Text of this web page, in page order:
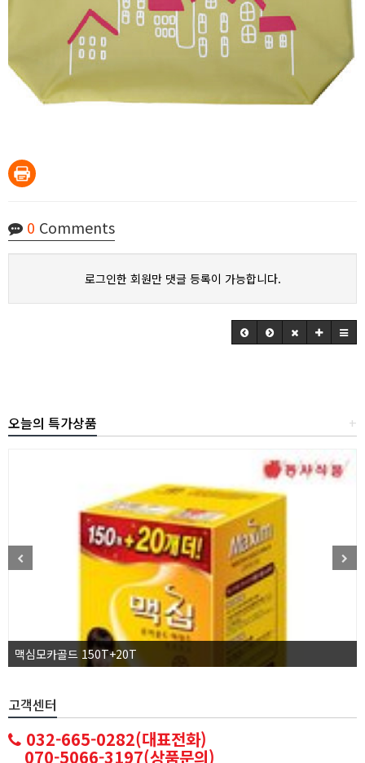
0 Comments
로그인한 회원만 댓글 등록이 가능합니다.
+
오늘의 특가상품
맥심모카골드 150T+20T
고객센터
032-665-0282(대표전화)
070-5066-3197(상품문의)